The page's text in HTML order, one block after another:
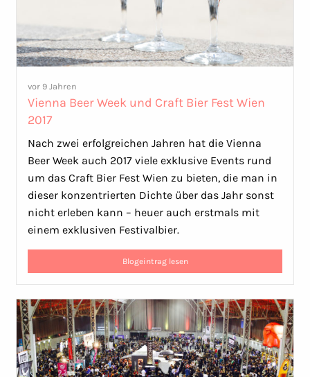
vor 9 Jahren
Vienna Beer Week und Craft Bier Fest Wien
2017
Nach zwei erfolgreichen Jahren hat die Vienna
Beer Week auch 2017 viele exklusive Events rund
um das Craft Bier Fest Wien zu bieten, die man in
dieser konzentrierten Dichte über das Jahr sonst
nicht erleben kann – heuer auch erstmals mit
einem exklusiven Festivalbier.
Blogeintrag lesen